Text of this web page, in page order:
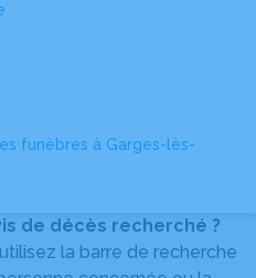
funèbres à Garges-lès-
de décès recherché ?
la barre de recherche